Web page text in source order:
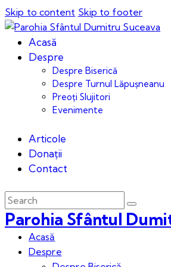
Skip to content Skip to footer
Acasă
Despre
Despre Biserică
Despre Turnul Lăpușneanu
Preoți Slujitori
Evenimente
Articole
Donații
Contact
Parohia Sfântul
Acasă
Despre